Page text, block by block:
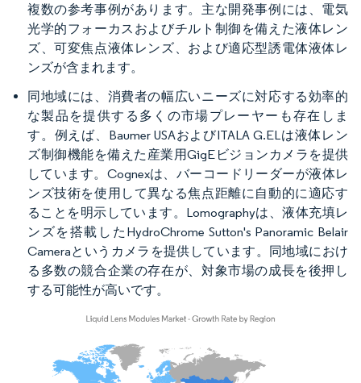
複数の参考事例があります。主な開発事例には、電気
光学的フォーカスおよびチルト制御を備えた液体レン
ズ、可変焦点液体レンズ、および適応型誘電体液体レ
ンズが含まれます。
同地域には、消費者の幅広いニーズに対応する効率的
な製品を提供する多くの市場プレーヤーも存在しま
す。例えば、Baumer USAおよびITALA G.ELは液体レン
ズ制御機能を備えた産業用GigEビジョンカメラを提供
しています。Cognexは、バーコードリーダーが液体レ
ンズ技術を使用して異なる焦点距離に自動的に適応す
ることを明示しています。Lomographyは、液体充填レ
ンズを搭載したHydroChrome Sutton's Panoramic Belair
Cameraというカメラを提供しています。同地域におけ
る多数の競合企業の存在が、対象市場の成長を後押し
する可能性が高いです。